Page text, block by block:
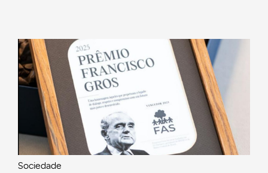
Sociedade